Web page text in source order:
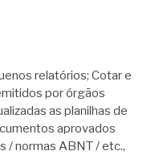
relatórios; Cotar e
por órgãos
as planilhas de
aprovados
/ normas ABNT / etc.,